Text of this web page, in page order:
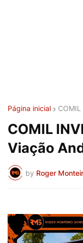
Página inicial COMIL
COMIL
Viação
by Roger